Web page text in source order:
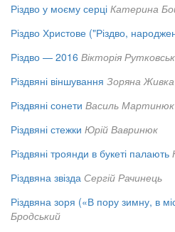
Різдво у моєму серці Катерина
Різдво Христове ("Різдво,
Різдво — 2016 Вікторія
Різдвяні віншування Зоряна Живка
Різдвяні сонети Василь Мартинюк
Різдвяні стежки Юрій Вавринюк
Різдвяні троянди в букеті палають
Різдвяна звізда Сергій Рачинець
Різдвяна зоря («В пору зимну, в
Бродський